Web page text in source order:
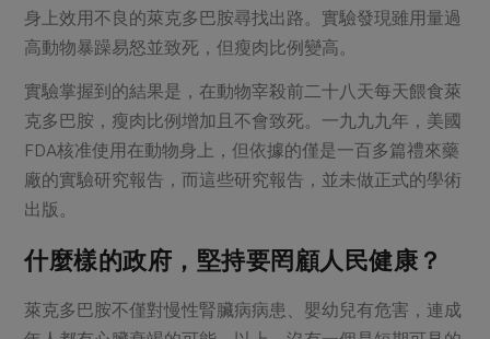
日用品 圖書禮品
最新產品
優惠專區
素食專區
樂齡友善
異國料理
養身食補
節慶大餐
高麗菜海鮮煎餅
綠主張月刊
典藏閱覽室
媒體報導
下載專區
社務會議 地區活動
活動報下載
身上效用不良的萊克多巴胺尋找出路。實驗發現雖用量過
高動物暴躁易怒並致死，但瘦肉比例變高。
實驗掌握到的結果是，在動物宰殺前二十八天每天餵食萊
克多巴胺，瘦肉比例增加且不會致死。一九九九年，美國
FDA核准使用在動物身上，但依據的僅是一百多篇禮來藥
廠的實驗研究報告，而這些研究報告，並未做正式的學術
出版。
什麼樣的政府，堅持要罔顧人民健康？
萊克多巴胺不僅對慢性腎臟病病患、嬰幼兒有危害，連成